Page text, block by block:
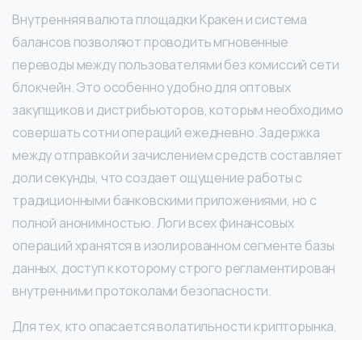
Внутренняя валюта площадки Кракен и система
балансов позволяют проводить мгновенные
переводы между пользователями без комиссий сети
блокчейн. Это особенно удобно для оптовых
закупщиков и дистрибьюторов, которым необходимо
совершать сотни операций ежедневно. Задержка
между отправкой и зачислением средств составляет
доли секунды, что создает ощущение работы с
традиционными банковскими приложениями, но с
полной анонимностью. Логи всех финансовых
операций хранятся в изолированном сегменте базы
данных, доступ к которому строго регламентирован
внутренними протоколами безопасности.
Для тех, кто опасается волатильности крипторынка,